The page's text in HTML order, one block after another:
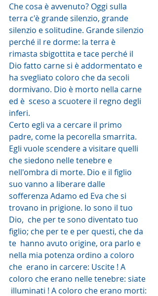
Che cosa è avvenuto? Oggi sulla
terra c'è grande silenzio, grande
silenzio e solitudine. Grande silenzio
perché il re dorme: la terra è
rimasta sbigottita e tace perché il
Dio fatto carne si è addormentato e
ha svegliato coloro che da secoli
dormivano. Dio è morto nella carne
ed è  sceso a scuotere il regno degli
inferi.
Certo egli va a cercare il primo
padre, come la pecorella smarrita.
Egli vuole scendere a visitare quelli
che siedono nelle tenebre e
nell'ombra di morte. Dio e il figlio
suo vanno a liberare dalle
sofferenza Adamo ed Eva che si
trovano in prigione. Io sono il tuo
Dio,  che per te sono diventato tuo
figlio; che per te e per questi, che da
te  hanno avuto origine, ora parlo e
nella mia potenza ordino a coloro
che  erano in carcere: Uscite ! A
coloro che erano nelle tenebre: siate
illuminati ! A coloro che erano morti: